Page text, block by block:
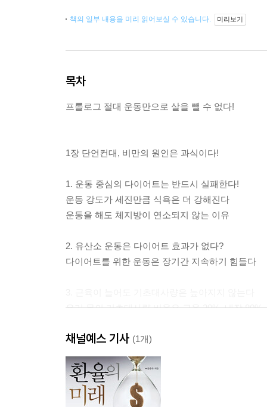
책의 일부 내용을 미리 읽어보실 수 있습니다. 미리보기
목차
프롤로그 절대 운동만으로 살을 뺄 수 없다!
1장 단언컨대, 비만의 원인은 과식이다!
1. 운동 중심의 다이어트는 반드시 실패한다!
운동 강도가 세진만큼 식욕은 더 강해진다
운동을 해도 체지방이 연소되지 않는 이유
2. 유산소 운동은 다이어트 효과가 없다?
다이어트를 위한 운동은 장기간 지속하기 힘들다
우리 몸의 기초대사량 비율은 근육 20%, 내장 80%
4. 운동하면 할수록 스트레스가 증가한다
쓸모없는 체지방을 없애는 게 다이어트의 목적
5. 다이어트의 성공 비결은 식사 조절!
운동선수도 운동으로는 살을 못 뺀다
채널예스 기사 (1개)